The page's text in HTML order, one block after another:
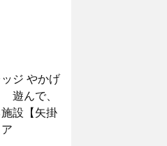
ジ やかげ
遊んで、
設【矢掛